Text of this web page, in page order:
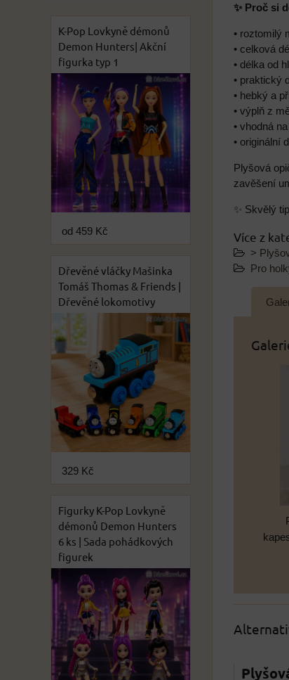
✨ Proč si
• roztomilý
• celková
• délka od
• praktický
• hebký a
• výplň z
• vhodná
• originální
Plyšová
zavěšení
✨ Skvělý
Více z
>
Pro
K-Pop Lovkyně démonů
Demon Hunters| Akční
figurka typ 1
od 459 Kč
Dřevěné vláčky Mašinka
Tomáš Thomas & Friends |
Dřevěné lokomotivy
329 Kč
Figurky K-Pop Lovkyně
démonů Demon Hunters
6 ks | Sada pohádkových
figurek